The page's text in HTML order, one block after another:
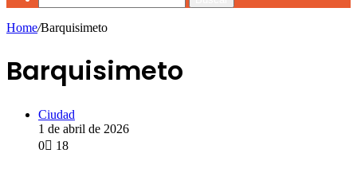
Home/Barquisimeto
Barquisimeto
Ciudad
1 de abril de 2026
0
18